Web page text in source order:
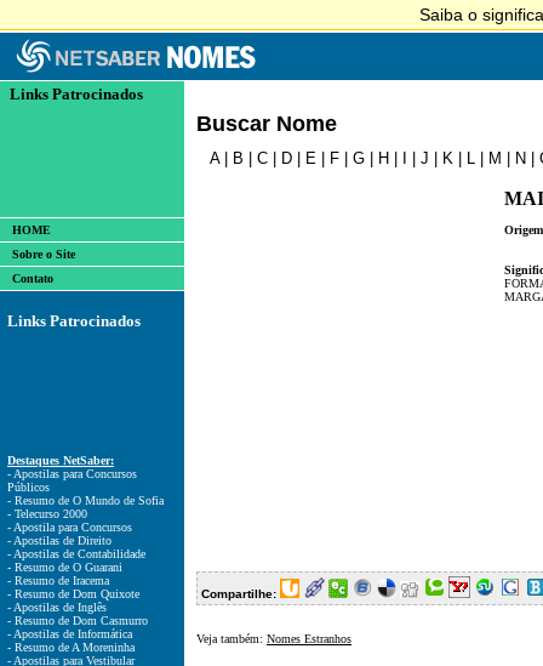
Links Patrocinados
HOME
Sobre o Site
Contato
Links Patrocinados
Destaques NetSaber:
- Apostilas para Concursos
Públicos
- Resumo de O Mundo de Sofia
- Telecurso 2000
- Apostila para Concursos
- Apostilas de Direito
- Apostilas de Contabilidade
- Resumo de O Guarani
- Resumo de Iracema
- Resumo de Dom Quixote
- Apostilas de Inglês
- Resumo de Dom Casmurro
- Apostilas de Informática
- Resumo de A Moreninha
- Apostilas para Vestibular
Buscar Nome
A| B C D E F G H J K L M N
Compartilhe:
Veja também: Nomes Estranhos